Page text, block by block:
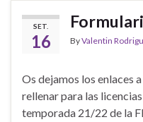
SET.
16 ByValentin
Os dejamos los enlaces
rellenar para las
temporada 21/22 de la